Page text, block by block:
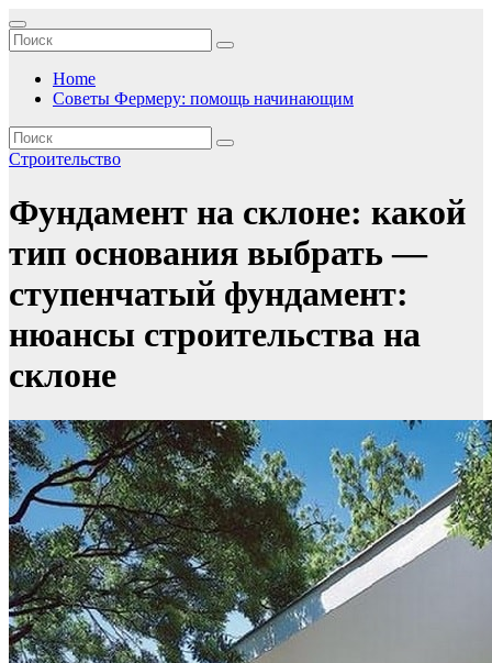
Перейти
к
содержимому
Home
Советы Фермеру: помощь начинающим
Строительство
Фундамент на склоне: какой
тип основания выбрать —
ступенчатый фундамент:
нюансы строительства на
склоне